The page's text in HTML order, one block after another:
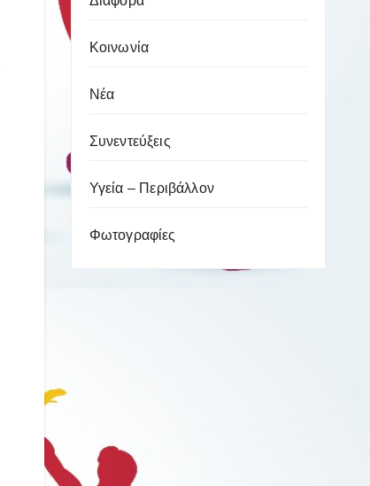
Κοινωνία
Νέα
Συνεντεύξεις
Υγεία – Περιβάλλον
Φωτογραφίες